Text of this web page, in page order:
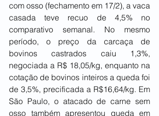
com osso (fechamento em 17/2), a vaca
casada teve recuo de 4,5% no
comparativo semanal. No mesmo
período, o preço da carcaça de
bovinos castrados caiu 1,3%,
negociada a R$ 18,05/kg, enquanto na
cotação de bovinos inteiros a queda foi
de 3,5%, precificada a R$16,64/kg. Em
São Paulo, o atacado de carne sem
osso também apresentou queda em